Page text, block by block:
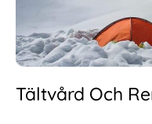
Tältvård Och